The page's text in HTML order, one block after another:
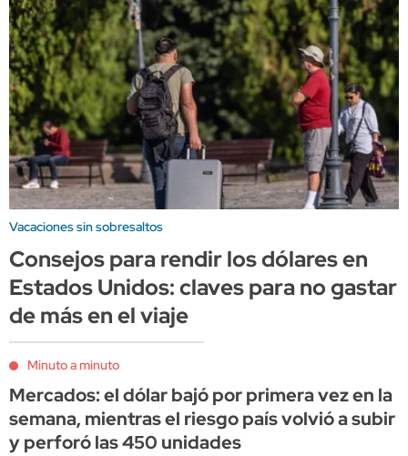
Vacaciones sin sobresaltos
Consejos para rendir los dólares en
Estados Unidos: claves para no gastar
de más en el viaje
Minuto a minuto
Mercados: el dólar bajó por primera vez en la
semana, mientras el riesgo país volvió a subir
y perforó las 450 unidades